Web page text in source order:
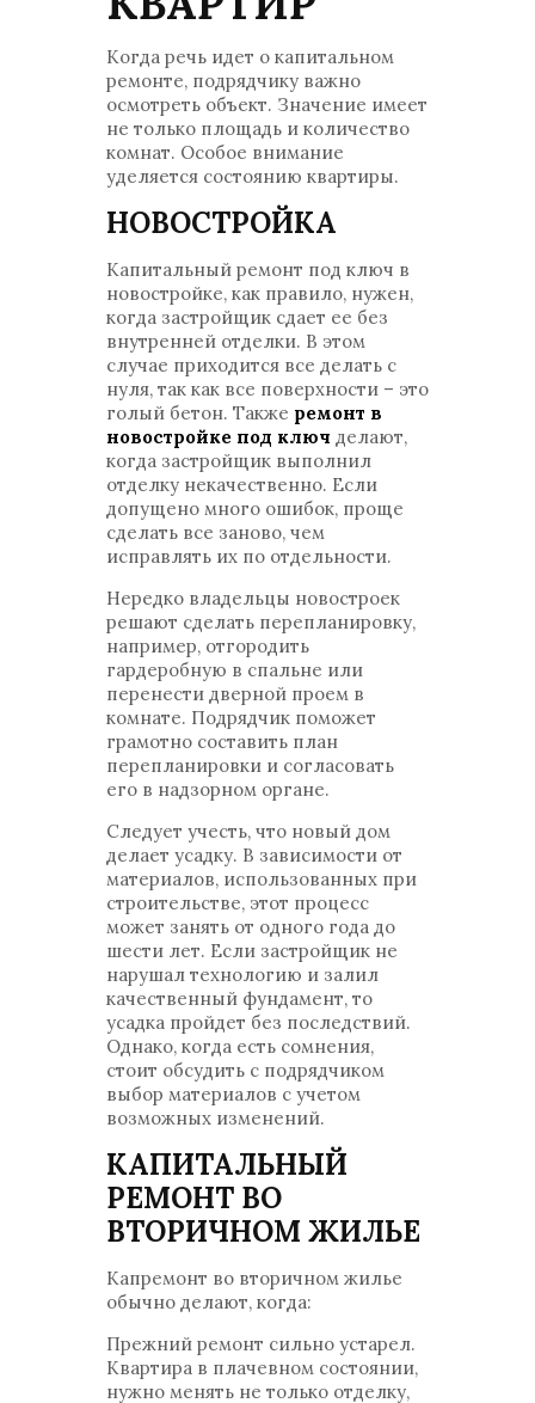
Когда речь идет о капитальном
ремонте, подрядчику важно
осмотреть объект. Значение имеет
не только площадь и количество
комнат. Особое внимание
уделяется состоянию квартиры.
НОВОСТРОЙКА
Капитальный ремонт под ключ в
новостройке, как правило, нужен,
когда застройщик сдает ее без
внутренней отделки. В этом
случае приходится все делать с
нуля, так как все поверхности – это
голый бетон. Также ремонт в
новостройке под ключ делают,
когда застройщик выполнил
отделку некачественно. Если
допущено много ошибок, проще
сделать все заново, чем
исправлять их по отдельности.
Нередко владельцы новостроек
решают сделать перепланировку,
например, отгородить
гардеробную в спальне или
перенести дверной проем в
комнате. Подрядчик поможет
грамотно составить план
перепланировки и согласовать
его в надзорном органе.
Следует учесть, что новый дом
делает усадку. В зависимости от
материалов, использованных при
строительстве, этот процесс
может занять от одного года до
шести лет. Если застройщик не
нарушал технологию и залил
качественный фундамент, то
усадка пройдет без последствий.
Однако, когда есть сомнения,
стоит обсудить с подрядчиком
выбор материалов с учетом
возможных изменений.
КАПИТАЛЬНЫЙ
РЕМОНТ ВО
ВТОРИЧНОМ ЖИЛЬЕ
Капремонт во вторичном жилье
обычно делают, когда:
Прежний ремонт сильно устарел.
Квартира в плачевном состоянии,
нужно менять не только отделку,